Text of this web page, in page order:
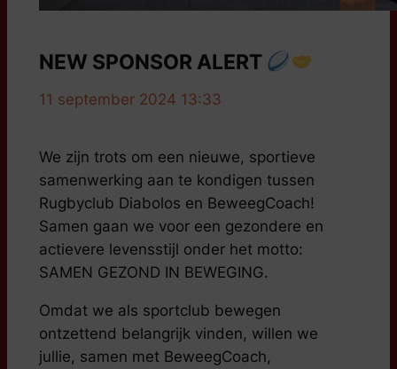
NEW SPONSOR ALERT
11 september 2024 13:33
We zijn trots om een nieuwe, sportieve
samenwerking aan te kondigen tussen
Rugbyclub Diabolos en BeweegCoach!
Samen gaan we voor een gezondere en
actievere levensstijl onder het motto:
SAMEN GEZOND IN BEWEGING.
Omdat we als sportclub bewegen
ontzettend belangrijk vinden, willen we
jullie, samen met BeweegCoach,